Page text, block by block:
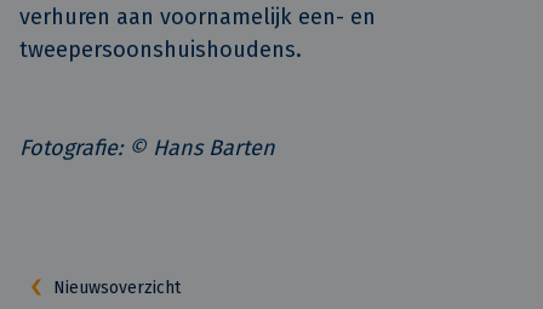
verhuren aan voornamelijk een- en
tweepersoonshuishoudens.
Fotografie: © Hans Barten
Nieuwsoverzicht